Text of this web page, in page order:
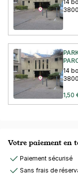
14
14
1,50
Votre paiement en
Paiement sécurisé
Sans frais de